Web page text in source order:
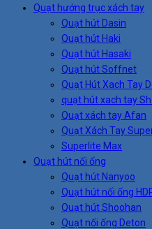
Quạt hướng trục xách tay
Quạt hút Dasin
Quạt hút Haki
Quạt hút Hasaki
Quạt hút Soffnet
Quạt Hút Xach Tay
quạt hút xach tay
Quạt xách tay Afan
Quạt Xách Tay
Superlite Max
Quạt hút nối ống
Quạt hút Nanyoo
Quạt hút nối ống
Quạt hút Shoohan
Quạt nối ống Deton